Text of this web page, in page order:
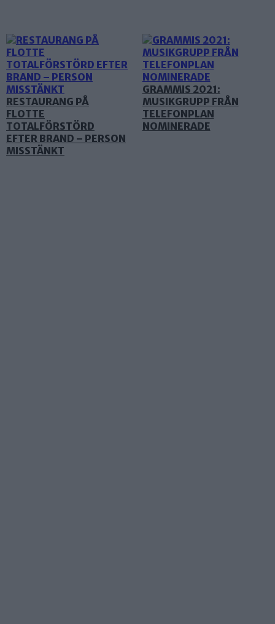
RESTAURANG PÅ
FLOTTE
TOTALFÖRSTÖRD
EFTER BRAND – PERSON
MISSTÄNKT
GRAMMIS 2021:
MUSIKGRUPP FRÅN
TELEFONPLAN
NOMINERADE